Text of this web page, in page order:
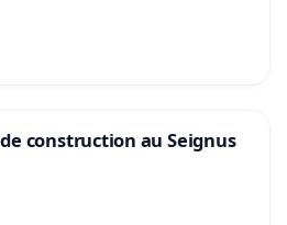
construction au Seignus